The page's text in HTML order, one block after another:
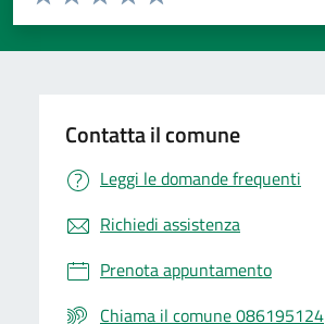
Valuta 5 stelle su 5
Valuta 4 stelle su 5
Valuta 3 stelle su 5
Valuta 2 stelle su 5
Valuta 1 stelle su 5
Contatta il comune
Leggi le domande frequenti
Richiedi assistenza
Prenota appuntamento
Chiama il comune 086195124